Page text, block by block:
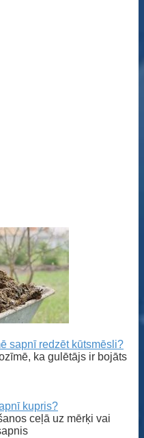
sapnī redzēt kūtsmēsli?
ka gulētājs ir bojāts
kupris?
ceļā uz mērķi vai